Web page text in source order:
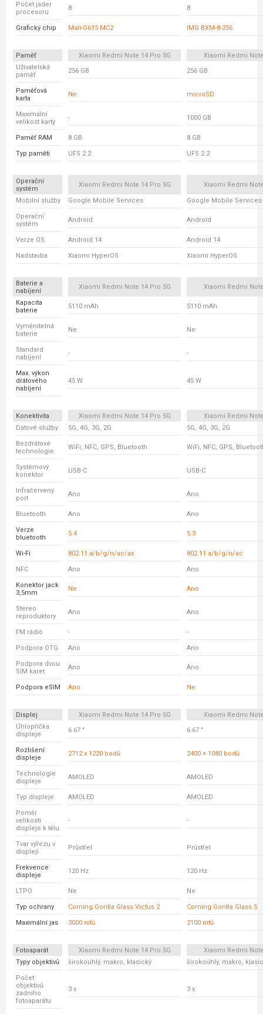
Počet jader
procesoru
8 8
Grafický chip Mali-G615 MC2 IMG BXM-8-256
Paměť Xiaomi Redmi Note 14 Pro 5G
Xiaomi Redmi
Uživatelská
paměť
256 GB 256 GB
Paměťová
karta
Ne microSD
Maximální
velikost karty
- 1000 GB
Paměť RAM 8 GB 8 GB
Typ paměti UFS 2.2 UFS 2.2
Operační
systém
Xiaomi Redmi Note 14 Pro 5G Xiaomi Redmi
Mobilní služby Google Mobile Services Google Mobile Services
Operační
systém
Android Android
Verze OS Android 14 Android 14
Nadstavba Xiaomi HyperOS Xiaomi HyperOS
Baterie a
nabíjení
Xiaomi Redmi Note 14 Pro 5G Xiaomi Redmi
Kapacita
baterie
5110 mAh 5110 mAh
Vyměnitelná
baterie
Ne Ne
Standard
nabíjení
- -
Max. výkon
drátového
nabíjení
45 W 45 W
Konektivita Xiaomi Redmi Note 14 Pro 5G
Xiaomi Redmi
Datové služby
5G, 4G, 3G, 2G 5G, 4G, 3G, 2G
Bezdrátové
technologie
WiFi, NFC, GPS, Bluetooth WiFi, NFC, GPS,
Systémový
konektor
USB-C USB-C
Infračervený
port
Ano Ano
Bluetooth Ano Ano
Verze
bluetooth
5.4 5.3
Wi-Fi 802.11 a/b/g/n/ac/ax 802.11 a/b/g/n/ac
NFC Ano Ano
Konektor jack
3,5mm
Ne Ano
Stereo
reproduktory
Ano Ano
FM rádio - -
Podpora OTG Ano Ano
Podpora dvou
SIM karet
Ano Ano
Podpora eSIM Ano Ne
Displej Xiaomi Redmi Note 14 Pro 5G
Xiaomi Redmi
Úhlopříčka
displeje
6.67 " 6.67 "
Rozlišení
displeje
2712 x 1220 bodů 2400 × 1080 bodů
Technologie
displeje
AMOLED AMOLED
Typ displeje AMOLED AMOLED
Poměr
velikosti
displeje k tělu
- -
Tvar výřezu v
displeji
Průstřel Průstřel
Frekvence
displeje
120 Hz 120 Hz
LTPO Ne Ne
Typ ochrany Corning Gorilla Glass Victus 2 Corning Gorilla Glass 5
Maximální jas 3000 nitů 2100 nitů
Fotoaparát Xiaomi Redmi Note 14 Pro 5G
Xiaomi Redmi
Typy objektivů
širokoúhlý, makro, klasický širokoúhlý, makro,
Počet
objektivů
zadního
fotoaparátu
3 x 3 x